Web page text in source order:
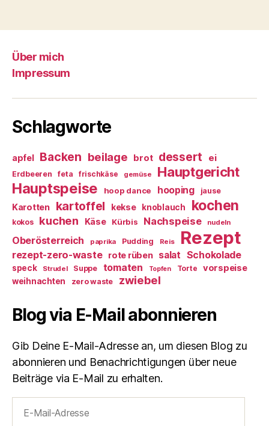
Über mich
Impressum
Schlagworte
apfel Backen beilage brot dessert ei
Erdbeeren feta frischkäse gemüse Hauptgericht
Hauptspeise hoop dance hooping jause
Karotten kartoffel kekse knoblauch kochen
kokos kuchen Käse Kürbis Nachspeise nudeln
Oberösterreich paprika Pudding Reis Rezept
rezept-zero-waste rote rüben salat Schokolade
speck Strudel Suppe tomaten Topfen Torte vorspeise
weihnachten zero waste zwiebel
Blog via E-Mail abonnieren
Gib Deine E-Mail-Adresse an, um diesen Blog zu
abonnieren und Benachrichtigungen über neue
Beiträge via E-Mail zu erhalten.
Mail-